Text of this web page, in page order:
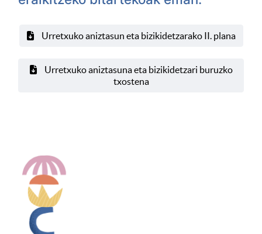
Urretxuko aniztasun eta bizikidetzarako II. plana
Urretxuko aniztasuna eta bizikidetzari buruzko
txostena